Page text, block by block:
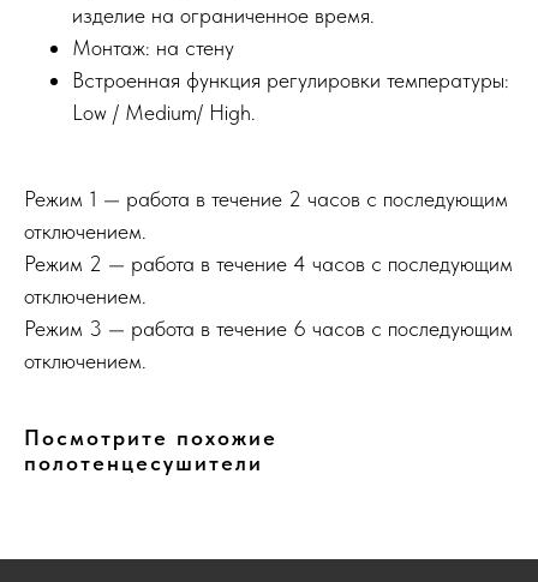
изделие на ограниченное время.
Монтаж: на стену
Встроенная функция регулировки температуры:
Low / Medium/ High.
Режим 1 — работа в течение 2 часов с последующим
отключением.
Режим 2 — работа в течение 4 часов с последующим
отключением.
Режим 3 — работа в течение 6 часов с последующим
отключением.
Посмотрите похожие
полотенцесушители